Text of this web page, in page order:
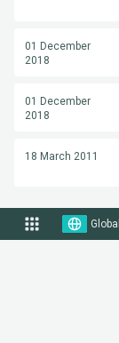
01 December
2018
01 December
2018
18 March 2011
Global